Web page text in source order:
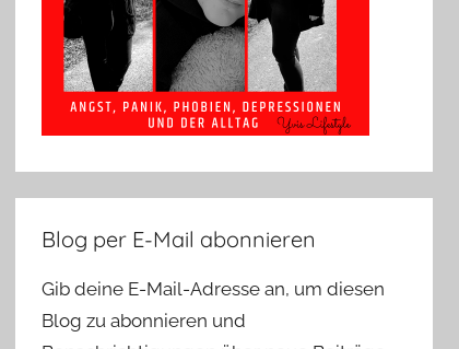
Blog per E-Mail abonnieren
Gib deine E-Mail-Adresse an, um diesen
Blog zu abonnieren und